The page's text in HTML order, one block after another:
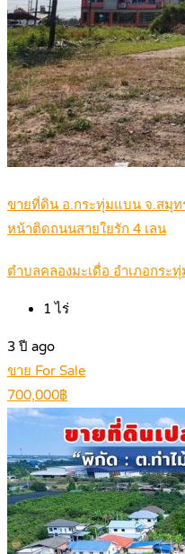
ขายที่ดิน อ.กระทุ่มแบน จ.สมุท
หน้าติดถนนสายใยรัก 4 เลน
ตำบลคลองมะเดื่อ อำเภอกระ
1 ไร่
3 ปี ago
ขาย For Sale
700,000฿